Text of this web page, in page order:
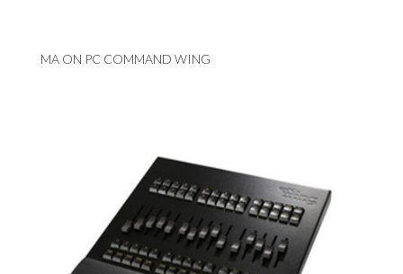
MA ON PC COMMAND WING